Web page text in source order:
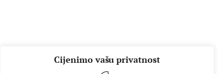
Cijenimo vašu privatnost